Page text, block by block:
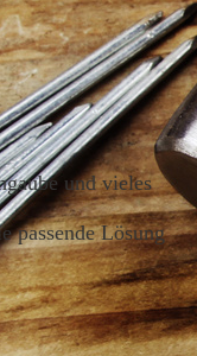
und vieles
passende Lösung